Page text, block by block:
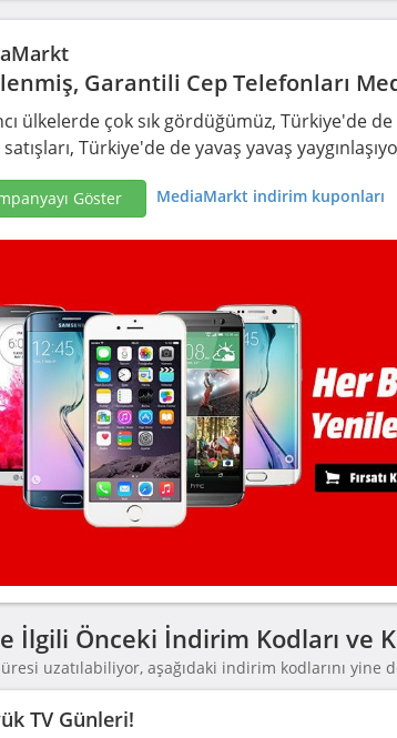
Garantili Cep Telefonları
ülkelerde çok sık gördüğümüz, Türkiye'de
Türkiye'de de yavaş yavaş
Göster MediaMarkt indirim kuponları
İlgili Önceki İndirim Kodları ve
uzatılabiliyor, aşağıdaki indirim kodlarını yine
TV Günleri!